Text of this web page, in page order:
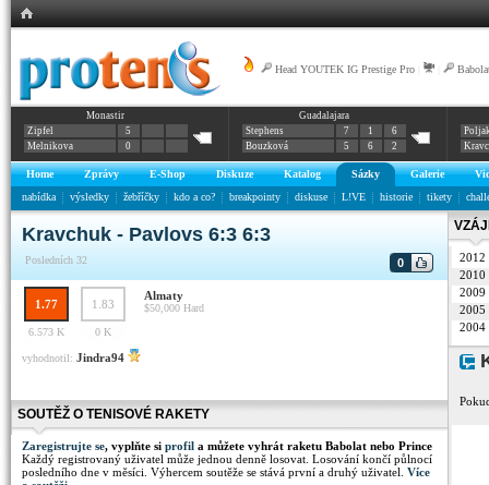
Head YOUTEK IG Prestige Pro
Monastir
Zipfel
5
Melnikova
0
Guadalajara
Stephens
7 1
6
Bouzková
5 6 2
Home Zprávy E-Shop Diskuze Katalog Sázky Galerie
nabídka
výsledky žebříčky kdo a co? breakpointy diskuse L!VE historie tikety
Kravchuk - Pavlovs 6:3 6:3
Posledních 32 0
1.77 1.83
Almaty
$50,000 Hard
6.573 K
0 K
vyhodnotil: Jindra94
SOUTĚŽ O TENISOVÉ RAKETY
Zaregistrujte se, vyplňte si profil a můžete vyhrát raketu Babolat nebo Prince
Každý registrovaný uživatel může jednou denně losovat. Losování končí půlnocí
posledního dne v měsíci. Výhercem soutěže se stává první a druhý uživatel. Více
2012
2010
2009
2005
2004